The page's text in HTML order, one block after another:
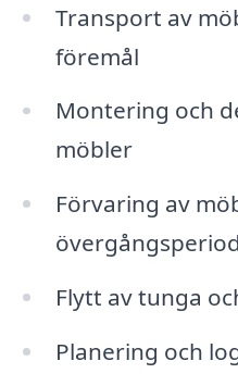
Transport av
föremål
Montering och
möbler
Förvaring av
Flytt av tunga
Planering och